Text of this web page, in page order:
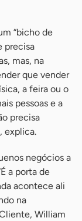
“bicho de
precisa
mas, na
que vender
a feira ou o
pessoas e a
precisa
explica.
negócios a
a porta de
acontece ali
na
William